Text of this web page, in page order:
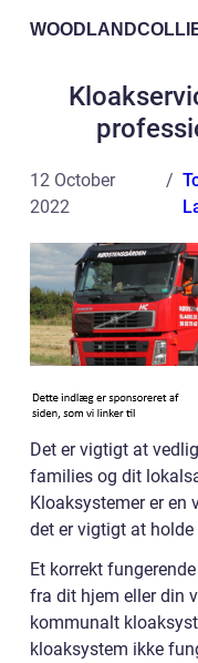
12 October
2022
Det er vigtigt at
families og dit
Kloaksystemer er en
det er vigtigt at
Et korrekt
fra dit hjem eller din
kommunalt
kloaksystem ikke